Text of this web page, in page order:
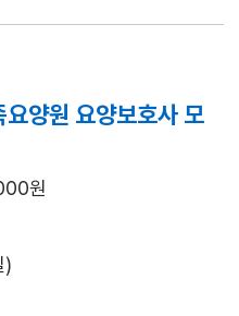
양원 요양보호사 모
원
)